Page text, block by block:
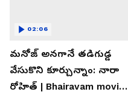
మనోజ్ అనగానే తడిగుడ్డ
వేసుకొని కూర్చున్నాం: నారా
రోహిత్ | Bhairavam movie |
02:06